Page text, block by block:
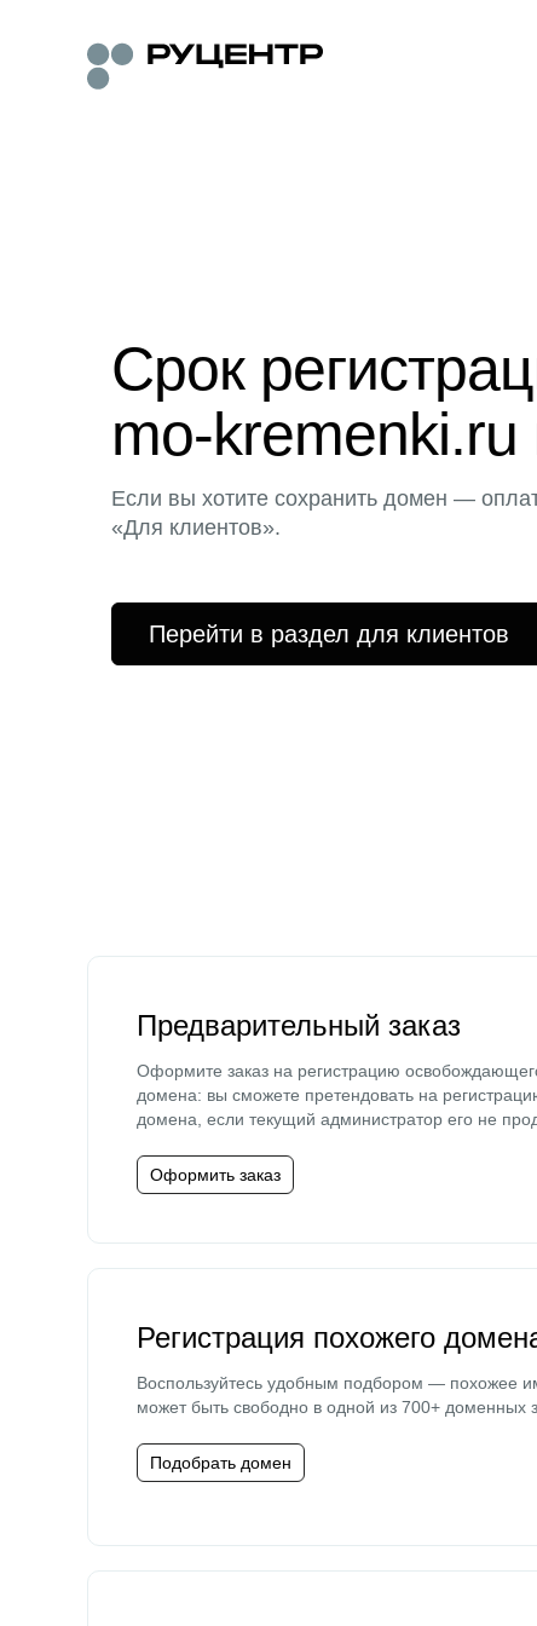
Срок
mo-kremenki.ru
Если вы хотите сохранить домен —
«Для клиентов».
Перейти в раздел для клиентов
Предварительный заказ
Оформите заказ на регистрацию
домена: вы сможете претендовать на
домена, если текущий администратор его не
Оформить заказ
Регистрация похожего
Воспользуйтесь удобным подбором — похожее
может быть свободно в одной из 700+ доменных
Подобрать домен